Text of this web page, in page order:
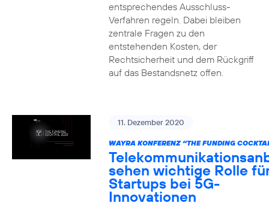
entsprechendes Ausschluss-
Verfahren regeln. Dabei bleiben
zentrale Fragen zu den
entstehenden Kosten, der
Rechtsicherheit und dem Rückgriff
auf das Bestandsnetz offen.
11. Dezember 2020
WAYRA KONFERENZ “THE FUNDING
sehen wichtige Rolle
Startups bei 5G-
Innovationen